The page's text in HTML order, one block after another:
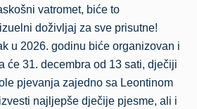
vatromet, biće to
doživljaj za sve prisutne!
u 2026. godinu biće organizovan i
će 31. decembra od 13 sati, dječiji
pjevanja zajedno sa Leontinom
najljepše dječije pjesme, ali i